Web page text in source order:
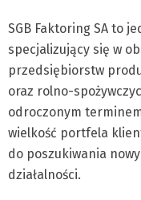
SGB Faktoring SA to
specjalizujący się w
przedsiębiorstw
oraz rolno-
odroczonym
wielkość portfela
do poszukiwania
działalności.